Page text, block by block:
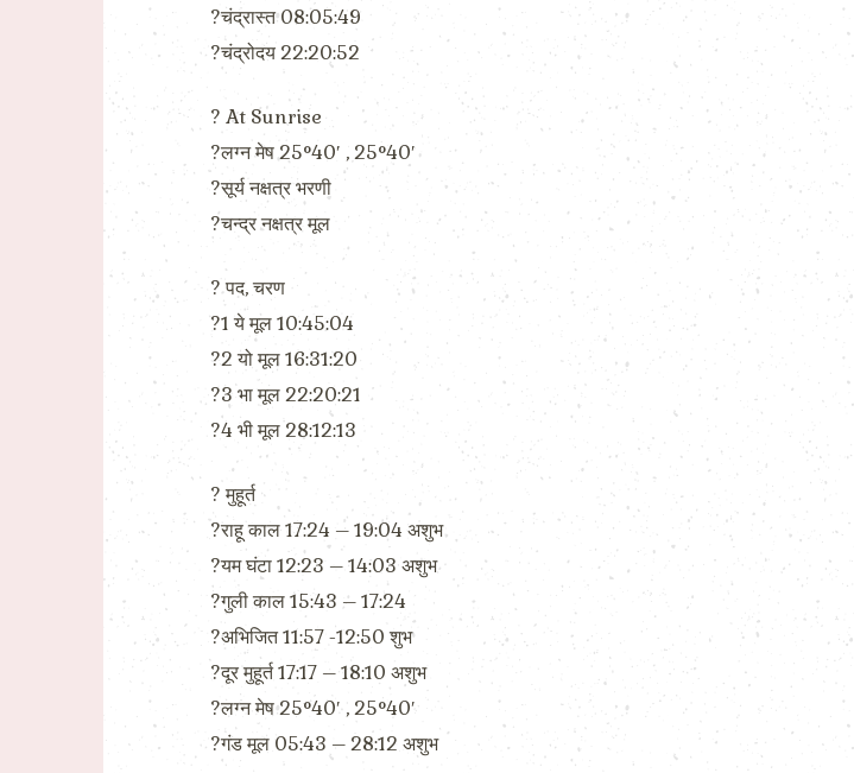
?चंद्रास्त 08:05:49
?चंद्रोदय 22:20:52
? At Sunrise
?लग्न मेष 25°40′ , 25°40′
?सूर्य नक्षत्र भरणी
?चन्द्र नक्षत्र मूल
? पद, चरण
?1 ये मूल 10:45:04
?2 यो मूल 16:31:20
?3 भा मूल 22:20:21
?4 भी मूल 28:12:13
? मुहूर्त
?राहू काल 17:24 – 19:04 अशुभ
?यम घंटा 12:23 – 14:03 अशुभ
?गुली काल 15:43 – 17:24
?अभिजित 11:57 -12:50 शुभ
?दूर मुहूर्त 17:17 – 18:10 अशुभ
?लग्न मेष 25°40′ , 25°40′
?गंड मूल 05:43 – 28:12 अशुभ